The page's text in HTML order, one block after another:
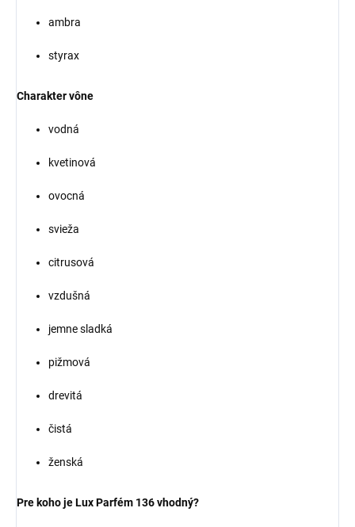
ambra
styrax
Charakter vône
vodná
kvetinová
ovocná
svieža
citrusová
vzdušná
jemne sladká
pižmová
drevitá
čistá
ženská
Pre koho je Lux Parfém 136 vhodný?